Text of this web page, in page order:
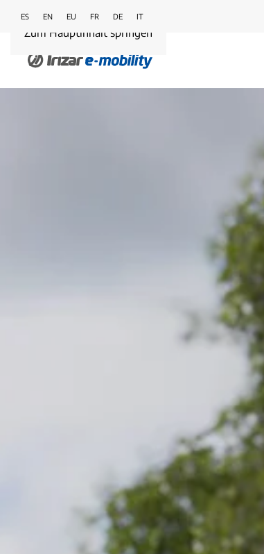
Zum Hauptinhalt springen
ES EN EU FR DE IT